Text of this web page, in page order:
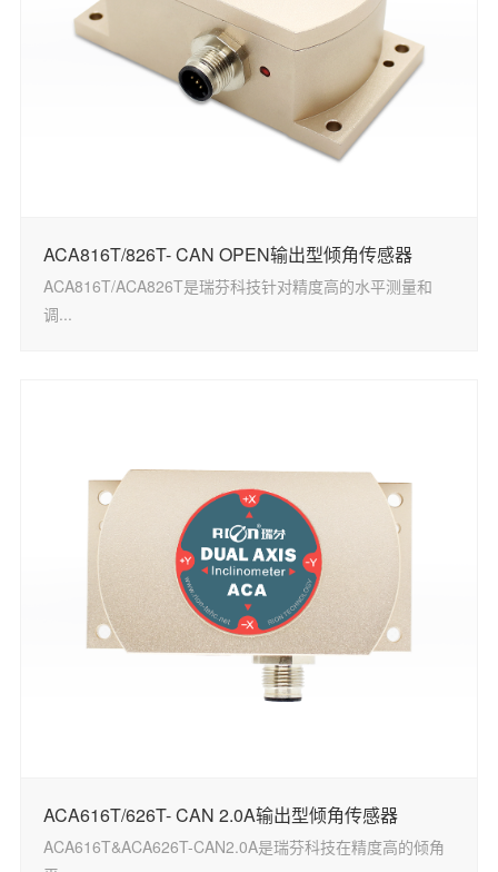
ACA816T/826T- CAN OPEN输出型倾角传感器
ACA816T/ACA826T是瑞芬科技针对精度高的水平测量和
调...
ACA616T/626T- CAN 2.0A输出型倾角传感器
ACA616T&ACA626T-CAN2.0A是瑞芬科技在精度高的倾角